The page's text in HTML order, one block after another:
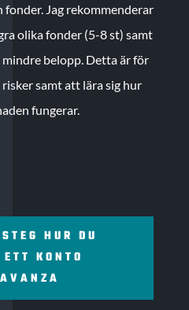
fonder. Jag rekommenderar
olika fonder (5-8 st) samt
belopp. Detta är för
samt att lära sig hur
fungerar.
HUR DU
KONTO